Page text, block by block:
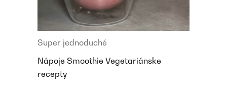
Super jednoduché
Nápoje Smoothie Vegetariánske
recepty